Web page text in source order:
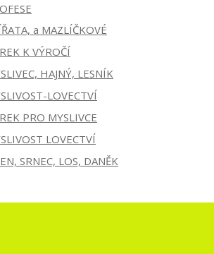
a MAZLÍČKOVÉ
K VÝROČÍ
HAJNÝ, LESNÍK
LOVECTVÍ
PRO MYSLIVCE
LOVECTVÍ
SRNEC, LOS, DANĚK